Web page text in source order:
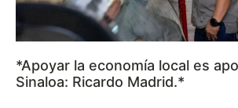
*Apoyar la economía local es
Sinaloa: Ricardo Madrid.*